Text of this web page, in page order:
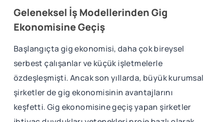
Geleneksel İş Modellerinden Gig
Ekonomisine Geçiş
Başlangıçta gig ekonomisi, daha çok bireysel
serbest çalışanlar ve küçük işletmelerle
özdeşleşmişti. Ancak son yıllarda, büyük kurumsal
şirketler de gig ekonomisinin avantajlarını
keşfetti. Gig ekonomisine geçiş yapan şirketler